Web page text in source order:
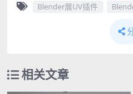
Blender展UV插件
相关文章